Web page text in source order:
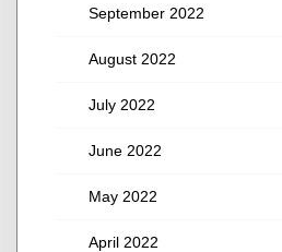
September 2022
August 2022
July 2022
June 2022
May 2022
April 2022